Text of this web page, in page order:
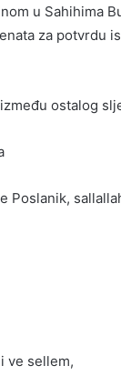
u Sahihima
za potvrdu
ostalog
Poslanik,
ve sellem,